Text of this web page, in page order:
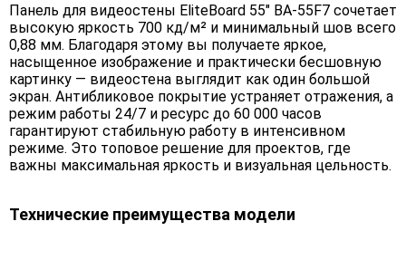
Панель для видеостены EliteBoard 55" BA-55F7 сочетает
высокую яркость 700 кд/м² и минимальный шов всего
0,88 мм. Благодаря этому вы получаете яркое,
насыщенное изображение и практически бесшовную
картинку — видеостена выглядит как один большой
экран. Антибликовое покрытие устраняет отражения, а
режим работы 24/7 и ресурс до 60 000 часов
гарантируют стабильную работу в интенсивном
режиме. Это топовое решение для проектов, где
важны максимальная яркость и визуальная цельность.
Технические преимущества модели